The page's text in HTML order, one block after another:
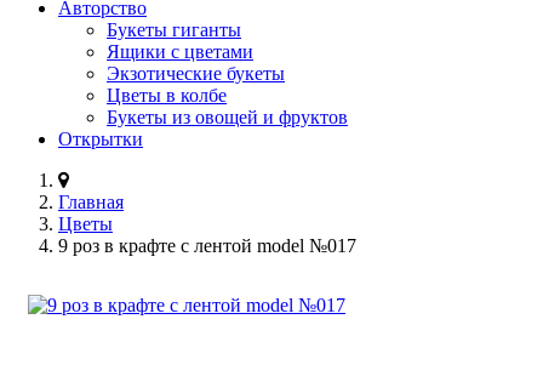
Авторство
Букеты гиганты
Ящики с цветами
Экзотические букеты
Цветы в колбе
Букеты из овощей и фруктов
Открытки
Главная
Цветы
9 роз в крафте с лентой model №017